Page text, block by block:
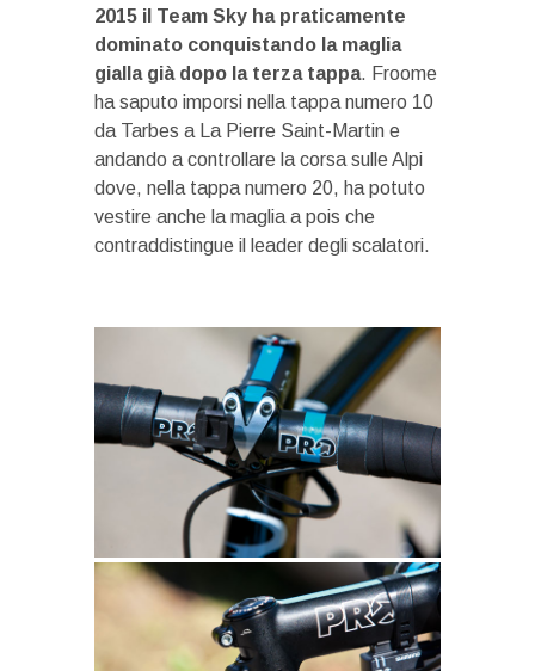
2015 il Team Sky ha praticamente
dominato conquistando la maglia
gialla già dopo la terza tappa. Froome
ha saputo imporsi nella tappa numero 10
da Tarbes a La Pierre Saint-Martin e
andando a controllare la corsa sulle Alpi
dove, nella tappa numero 20, ha potuto
vestire anche la maglia a pois che
contraddistingue il leader degli scalatori.